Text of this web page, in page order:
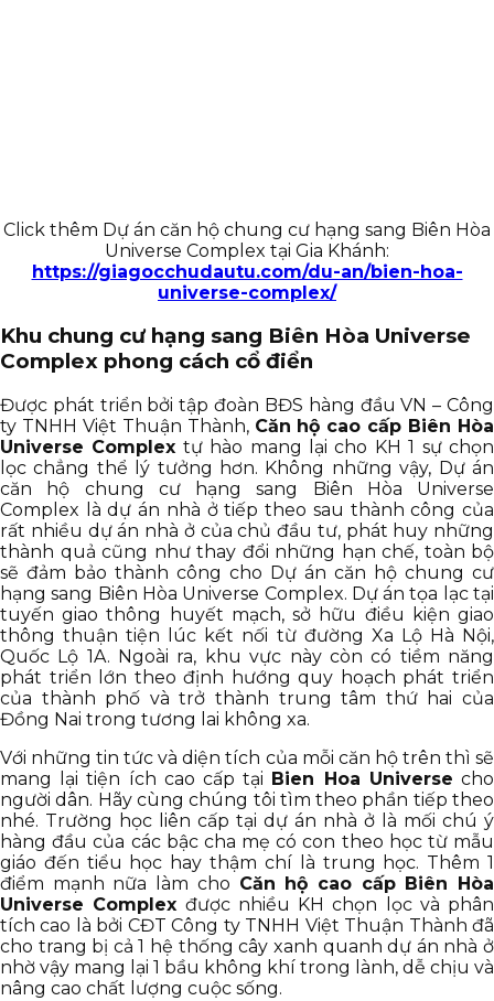
Click thêm Dự án căn hộ chung cư hạng sang Biên Hòa
Universe Complex tại Gia Khánh:
https://giagocchudautu.com/du-an/bien-hoa-
universe-complex/
Khu chung cư hạng sang Biên Hòa Universe
Complex phong cách cổ điển
Được phát triển bởi tập đoàn BĐS hàng đầu VN – Công
ty TNHH Việt Thuận Thành, Căn hộ cao cấp Biên Hòa
Universe Complex tự hào mang lại cho KH 1 sự chọn
lọc chẳng thể lý tưởng hơn. Không những vậy, Dự án
căn hộ chung cư hạng sang Biên Hòa Universe
Complex là dự án nhà ở tiếp theo sau thành công của
rất nhiều dự án nhà ở của chủ đầu tư, phát huy những
thành quả cũng như thay đổi những hạn chế, toàn bộ
sẽ đảm bảo thành công cho Dự án căn hộ chung cư
hạng sang Biên Hòa Universe Complex. Dự án tọa lạc tại
tuyến giao thông huyết mạch, sở hữu điều kiện giao
thông thuận tiện lúc kết nối từ đường Xa Lộ Hà Nội,
Quốc Lộ 1A. Ngoài ra, khu vực này còn có tiềm năng
phát triển lớn theo định hướng quy hoạch phát triển
của thành phố và trở thành trung tâm thứ hai của
Đồng Nai trong tương lai không xa.
Với những tin tức và diện tích của mỗi căn hộ trên thì sẽ
mang lại tiện ích cao cấp tại Bien Hoa Universe cho
người dân. Hãy cùng chúng tôi tìm theo phần tiếp theo
nhé. Trường học liên cấp tại dự án nhà ở là mối chú ý
hàng đầu của các bậc cha mẹ có con theo học từ mẫu
giáo đến tiểu học hay thậm chí là trung học. Thêm 1
điểm mạnh nữa làm cho Căn hộ cao cấp Biên Hòa
Universe Complex được nhiều KH chọn lọc và phân
tích cao là bởi CĐT Công ty TNHH Việt Thuận Thành đã
cho trang bị cả 1 hệ thống cây xanh quanh dự án nhà ở
nhờ vậy mang lại 1 bầu không khí trong lành, dễ chịu và
nâng cao chất lượng cuộc sống.